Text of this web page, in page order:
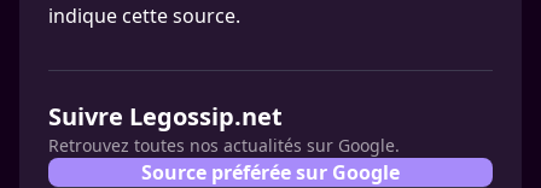
indique cette source.
Suivre Legossip.net
Retrouvez toutes nos actualités sur Google.
Source préférée sur Google